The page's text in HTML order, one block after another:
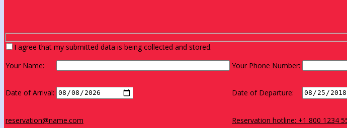
I agree that my submitted data is being collected and stored.
Your Name:
Your Phone Number:
Date of Arrival: Date of Departure:
reservation@name.com Reservation hotline: +1 800 1234